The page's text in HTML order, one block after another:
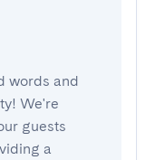
words and
We're
guests
a